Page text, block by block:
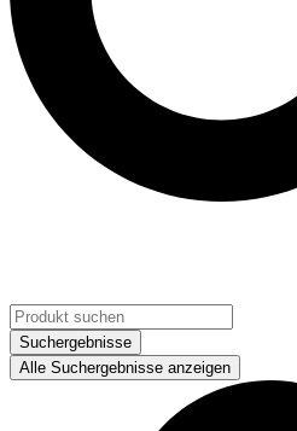
Suchergebnisse
Alle Suchergebnisse anzeigen